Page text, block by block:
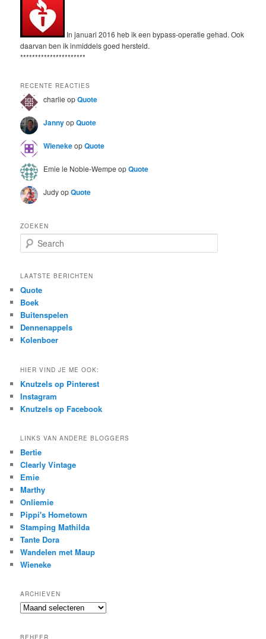
In januari 2016 heb ik een bypass-operatie gehad. Ook
daarvan ben ik inmiddels goed hersteld.
**********************
RECENTE REACTIES
charlie opQuote
JannyopQuote
WienekeopQuote
Emie le Noble-Wempe opQuote
JudyopQuote
ZOEKEN
e
r
h
LAATSTE BERICHTEN
Quote
Boek
Buitenspelen
Dennenappels
Kolenboer
HIER VIND JE ME OOK:
Knutzels op Pinterest
Instagram
Knutzels op Facebook
LINKS VAN ANDERE BLOGGERS
Bertie
Clearly Vintage
Emie
Marthy
Onliemie
Pippi's Hometown
Stamping Mathilda
Tante Dora
Wandelen met Maup
Wieneke
ARCHIEVEN
Archieven
BEHEER